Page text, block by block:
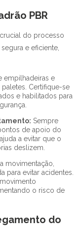
PBR
do processo
e eficiente,
empilhadeiras e
Certifique-se
e habilitados para
Sempre
de apoio do
a evitar que o
deslizem.
movimentação,
para evitar acidentes.
o risco de
do